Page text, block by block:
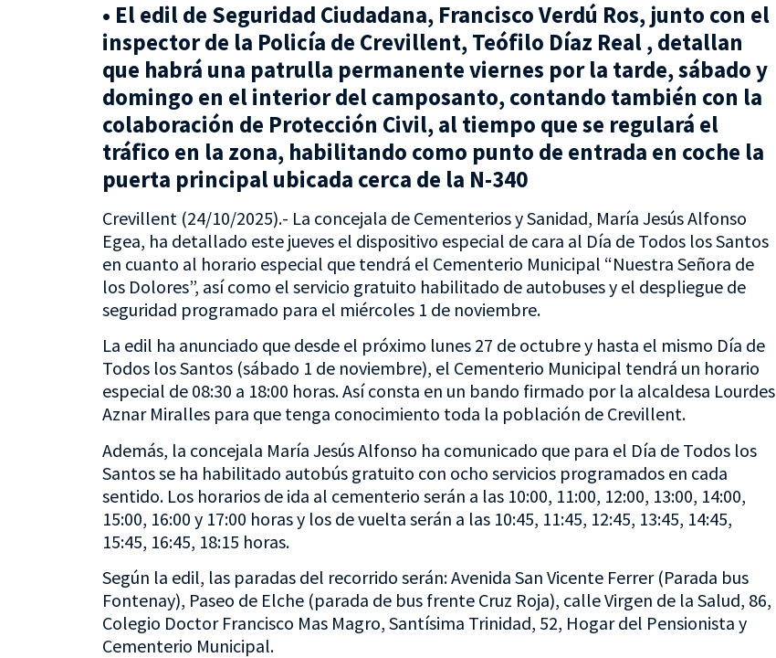
• El edil de Seguridad Ciudadana, Francisco Verdú Ros, junto con el
inspector de la Policía de Crevillent, Teófilo Díaz Real , detallan
que habrá una patrulla permanente viernes por la tarde, sábado y
domingo en el interior del camposanto, contando también con la
colaboración de Protección Civil, al tiempo que se regulará el
tráfico en la zona, habilitando como punto de entrada en coche la
puerta principal ubicada cerca de la N-340
Crevillent (24/10/2025).- La concejala de Cementerios y Sanidad, María Jesús Alfonso
Egea, ha detallado este jueves el dispositivo especial de cara al Día de Todos los Santos
en cuanto al horario especial que tendrá el Cementerio Municipal “Nuestra Señora de
los Dolores”, así como el servicio gratuito habilitado de autobuses y el despliegue de
seguridad programado para el miércoles 1 de noviembre.
La edil ha anunciado que desde el próximo lunes 27 de octubre y hasta el mismo Día de
Todos los Santos (sábado 1 de noviembre), el Cementerio Municipal tendrá un horario
especial de 08:30 a 18:00 horas. Así consta en un bando firmado por la alcaldesa Lourdes
Aznar Miralles para que tenga conocimiento toda la población de Crevillent.
Además, la concejala María Jesús Alfonso ha comunicado que para el Día de Todos los
Santos se ha habilitado autobús gratuito con ocho servicios programados en cada
sentido. Los horarios de ida al cementerio serán a las 10:00, 11:00, 12:00, 13:00, 14:00,
15:00, 16:00 y 17:00 horas y los de vuelta serán a las 10:45, 11:45, 12:45, 13:45, 14:45,
15:45, 16:45, 18:15 horas.
Según la edil, las paradas del recorrido serán: Avenida San Vicente Ferrer (Parada bus
Fontenay), Paseo de Elche (parada de bus frente Cruz Roja), calle Virgen de la Salud, 86,
Colegio Doctor Francisco Mas Magro, Santísima Trinidad, 52, Hogar del Pensionista y
Cementerio Municipal.